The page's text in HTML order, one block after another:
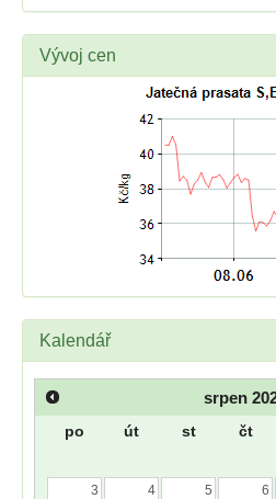
Vývoj cen
Kalendář
srpen
po út st čt
3
4 5 6